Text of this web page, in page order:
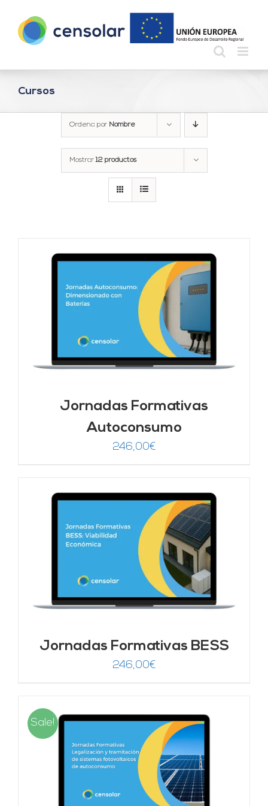
contenido
Cursos
Ordena por Nombre
Mostrar12 productos
Jornadas Formativas
Autoconsumo
246,00€
Jornadas Formativas BESS
246,00€
Sale!